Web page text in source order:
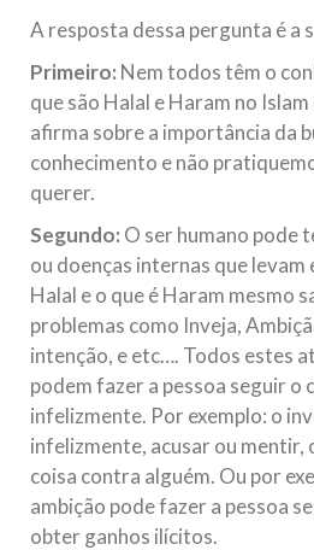
A resposta dessa pergunta é a
Primeiro: Nem todos têm o
que são Halal e Haram no
afirma sobre a importância da
conhecimento e não
querer.
Segundo: O ser humano pode
ou doenças internas que levam
Halal e o que é Haram mesmo
problemas como Inveja,
intenção, e etc…. Todos estes
podem fazer a pessoa seguir o
infelizmente. Por exemplo: o
infelizmente, acusar ou mentir,
coisa contra alguém. Ou por
ambição pode fazer a pessoa
obter ganhos ilícitos.